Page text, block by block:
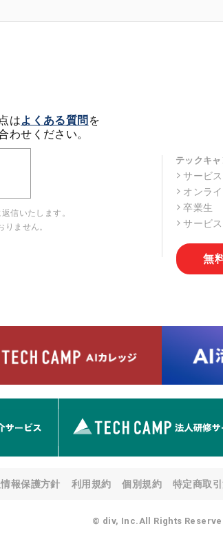
5. 個
当社
託す
選定
6. 個
情報
す。
す。
【お
株
〒
メ
ご本
はよくある質問 を
わせください。
信いたします。
ません。
テックキ
サービ
オンラ
卒業生
サービ
無
報保護方針 利用規約 個別規約 特定商取
© div, Inc.All Rights